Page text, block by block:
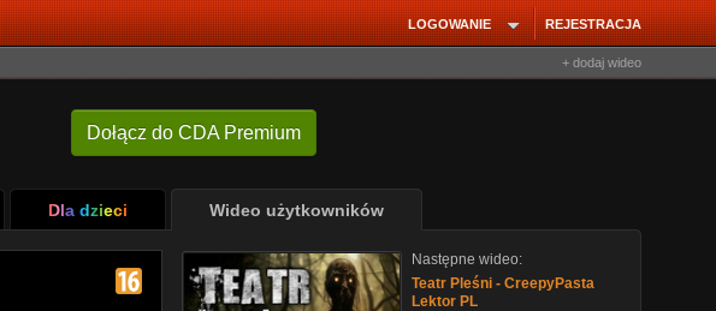
REJESTRACJA
LOGOWANIE
+ dodaj wideo
Dołącz do CDA Premium
Dla dzieci Wideo użytkowników
Następne wideo:
Teatr Pleśni - CreepyPasta
Lektor PL